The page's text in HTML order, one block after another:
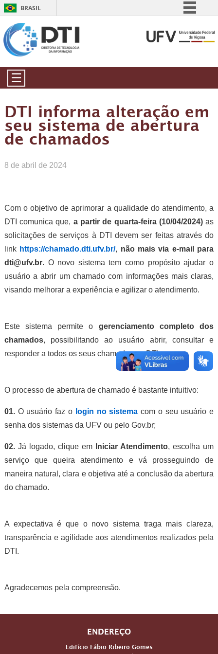
BRASIL
Comunica BR
☰
DTI informa alteração em
seu sistema de abertura
de chamados
8 de abril de 2024
Com o objetivo de aprimorar a qualidade do atendimento, a
DTI comunica que, a partir de quarta-feira (10/04/2024)as
solicitações de serviços à DTI devem ser feitas através do
link https://chamado.dti.ufv.br/, não mais via e-mail para
dti@ufv.br. O novo sistema tem como propósito ajudar o
usuário a abrir um chamado com informações mais claras,
visando melhorar a experiência e agilizar o atendimento.
Este sistema permite o gerenciamento completo dos
chamados, possibilitando ao usuário abrir, consultar e
responder a todos os seus chamados na DTI.
O processo de abertura de chamado é bastante intuitivo:
01.O usuário faz o login no sistema com o seu usuário e
senha dos sistemas da UFV ou pelo Gov.br;
02.Já logado, clique em Iniciar Atendimento, escolha um
serviço que queira atendimento e vá prosseguindo de
maneira natural, clara e objetiva até a conclusão da abertura
do chamado.
A expectativa é que o novo sistema traga mais clareza,
transparência e agilidade aos atendimentos realizados pela
DTI.
Agradecemos pela compreensão.
ENDEREÇO
Edifício Fábio Ribeiro Gomes